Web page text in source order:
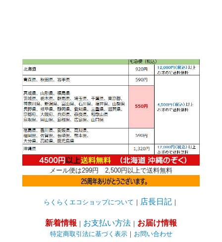
必須
プライバシーポリシーをご確認ください。
メール便は299円 2,500円以上で送料無料
らくらくエコショップについて ｜ 店長日記 ｜
新着情報 ｜ お支払い方法 ｜ お届け情報
特定商取引法に基づく表示｜ お問い合わせ